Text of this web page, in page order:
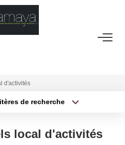
d'activités
de recherche
local d'activités